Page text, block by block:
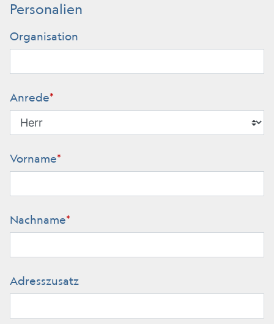
Personalien
Organisation
Anrede*
Vorname*
Nachname*
Adresszusatz